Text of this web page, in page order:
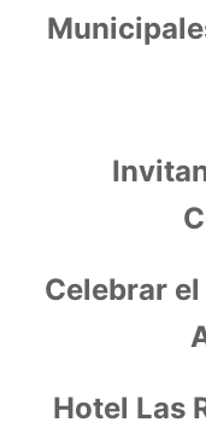
Celebrar
Hotel Las